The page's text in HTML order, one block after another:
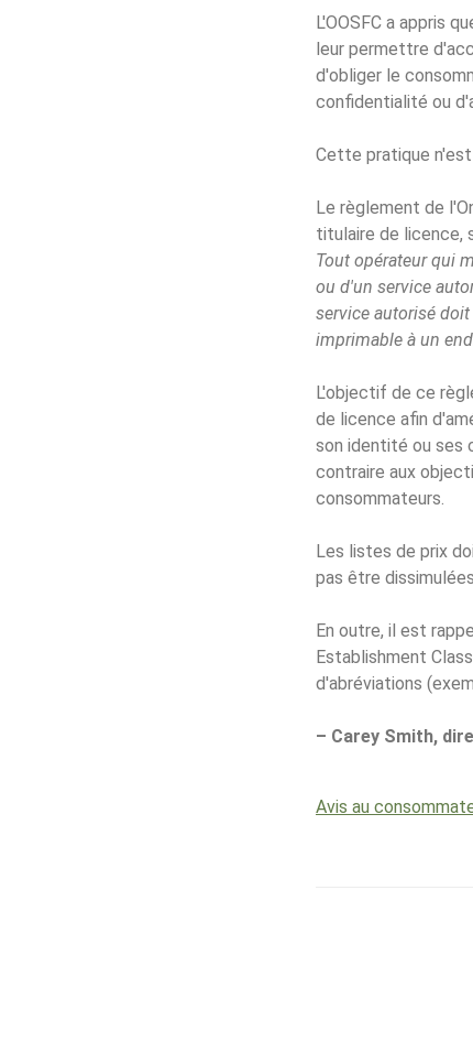
L'OOSFC a appris
leur permettre
d'obliger le
confidentialité ou
Cette pratique
Le règlement de
titulaire de licence,
Tout opérateur qui
ou d'un service
service autorisé
imprimable à un
L'objectif de ce
de licence afin
son identité ou ses
contraire aux
consommateurs.
Les listes de prix
pas être
En outre, il est
Establishment
d'abréviations
– Carey Smith,
Avis au